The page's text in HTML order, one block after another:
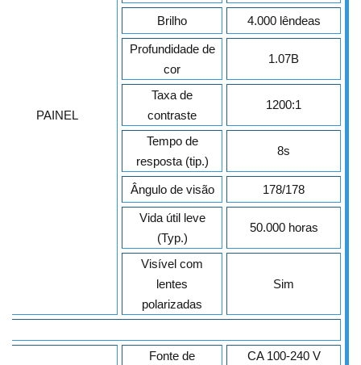
PAINEL
Brilho 4.000 lêndeas
Profundidade de
cor
1.07B
Taxa de
contraste
1200:1
Tempo de
resposta (tip.)
8s
Ângulo de visão 178/178
Vida útil leve
(Typ.)
50.000 horas
Visível com
lentes
polarizadas
Sim
Fonte de
CA 100-240 V